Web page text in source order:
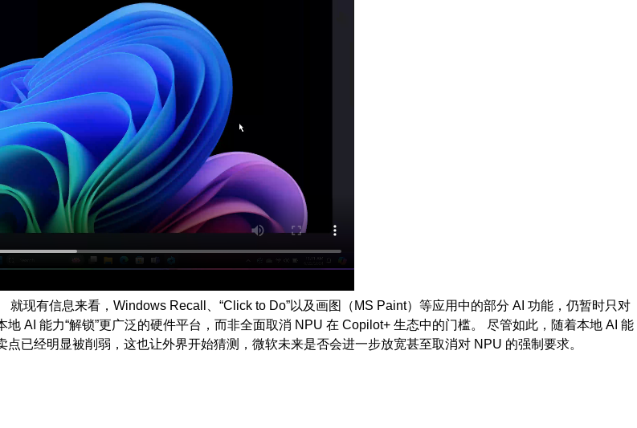
现有信息来看，Windows Recall、“Click to Do”以及画图（MS Paint）等应用中的部分 AI 功能，仍暂时只对
AI 能力“解锁”更广泛的硬件平台，而非全面取消 NPU 在 Copilot+ 生态中的门槛。 尽管如此，随着本地 AI 能
已经明显被削弱，这也让外界开始猜测，微软未来是否会进一步放宽甚至取消对 NPU 的强制要求。